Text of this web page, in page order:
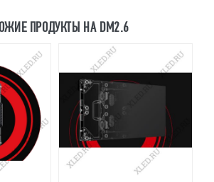
ПРОДУКТЫ НА DM2.6